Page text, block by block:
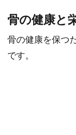
骨の健康と
骨の健康を保つ
です。